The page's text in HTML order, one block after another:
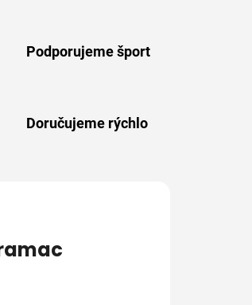
Podporujeme šport
Doručujeme rýchlo